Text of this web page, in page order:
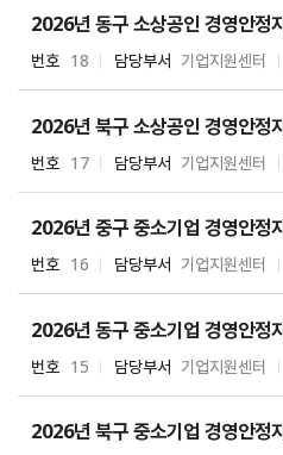
2026년 동구 소상공인 경영안정
번호 18 담당부서 기업지원센터
2026년 북구 소상공인 경영안정
번호 17 담당부서 기업지원센터
번호 16 담당부서 기업지원센터
번호 15 담당부서 기업지원센터